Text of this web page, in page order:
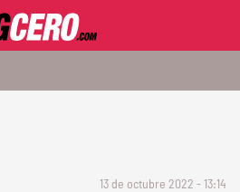
13 de octubre 2022 - 13:14